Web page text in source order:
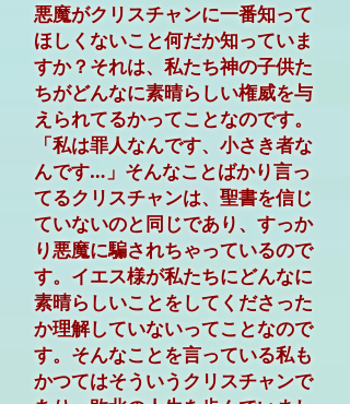
悪魔がクリスチャンに一番知って
ほしくないこと何だか知っていま
すか？それは、私たち神の子供た
ちがどんなに素晴らしい権威を与
えられてるかってことなのです。
「私は罪人なんです、小さき者な
んです…」そんなことばかり言っ
てるクリスチャンは、聖書を信じ
ていないのと同じであり、すっか
り悪魔に騙されちゃっているので
す。イエス様が私たちにどんなに
素晴らしいことをしてくださった
か理解していないってことなので
す。そんなことを言っている私も
かつてはそういうクリスチャンで